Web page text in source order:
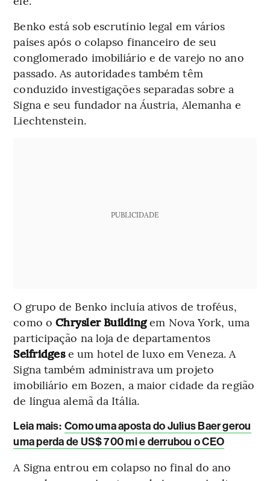
Benko está sob escrutínio legal em vários
países após o colapso financeiro de seu
conglomerado imobiliário e de varejo no ano
passado. As autoridades também têm
conduzido investigações separadas sobre a
Signa e seu fundador na Áustria, Alemanha e
Liechtenstein.
PUBLICIDADE
O grupo de Benko incluía ativos de troféus,
como oChrysler Buildingem Nova York, uma
participação na loja de departamentos
Selfridgese um hotel de luxo em Veneza. A
Signa também administrava um projeto
imobiliário em Bozen, a maior cidade da região
de língua alemã da Itália.
Leia mais: Como uma aposta do Julius Baer gerou
uma perda de US$ 700 mi e derrubou o CEO
A Signa entrou em colapso no final do ano